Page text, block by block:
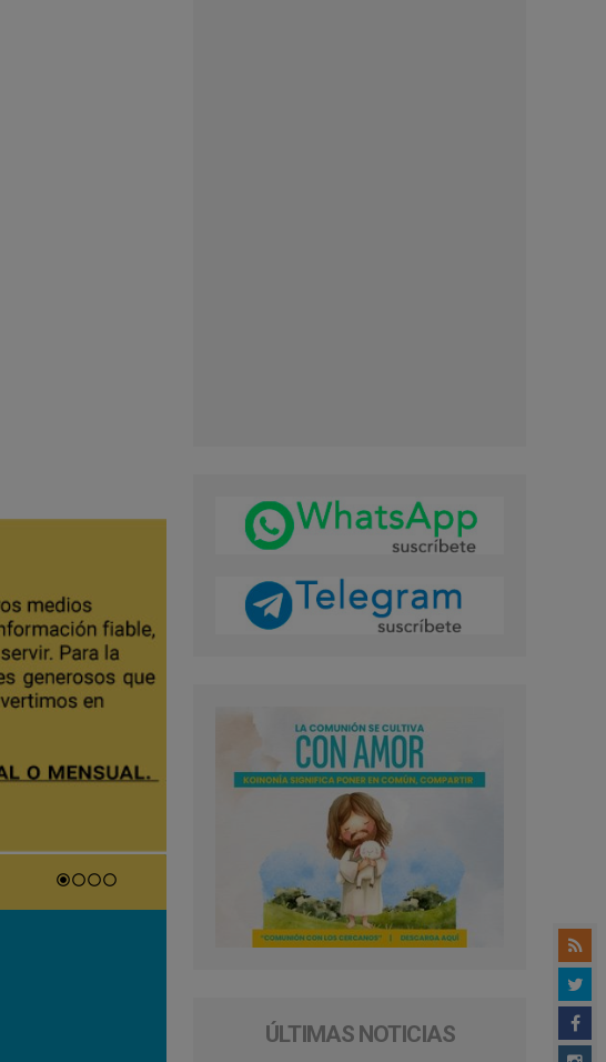
ÚLTIMAS NOTICIAS